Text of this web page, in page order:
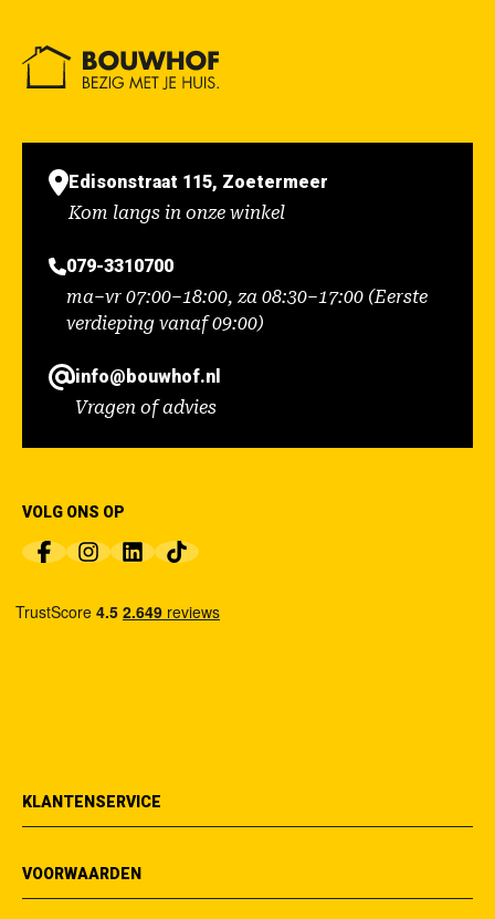
Edisonstraat 115, Zoetermeer
Kom langs in onze winkel
079-3310700
ma–vr 07:00–18:00, za 08:30–17:00 (Eerste
verdieping vanaf 09:00)
info@bouwhof.nl
Vragen of advies
VOLG ONS OP
KLANTENSERVICE
VOORWAARDEN